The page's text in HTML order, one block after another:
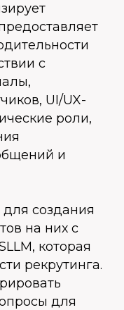
с
UI/UX-
роли,
и
создания
на них с
которая
рекрутинга.
для